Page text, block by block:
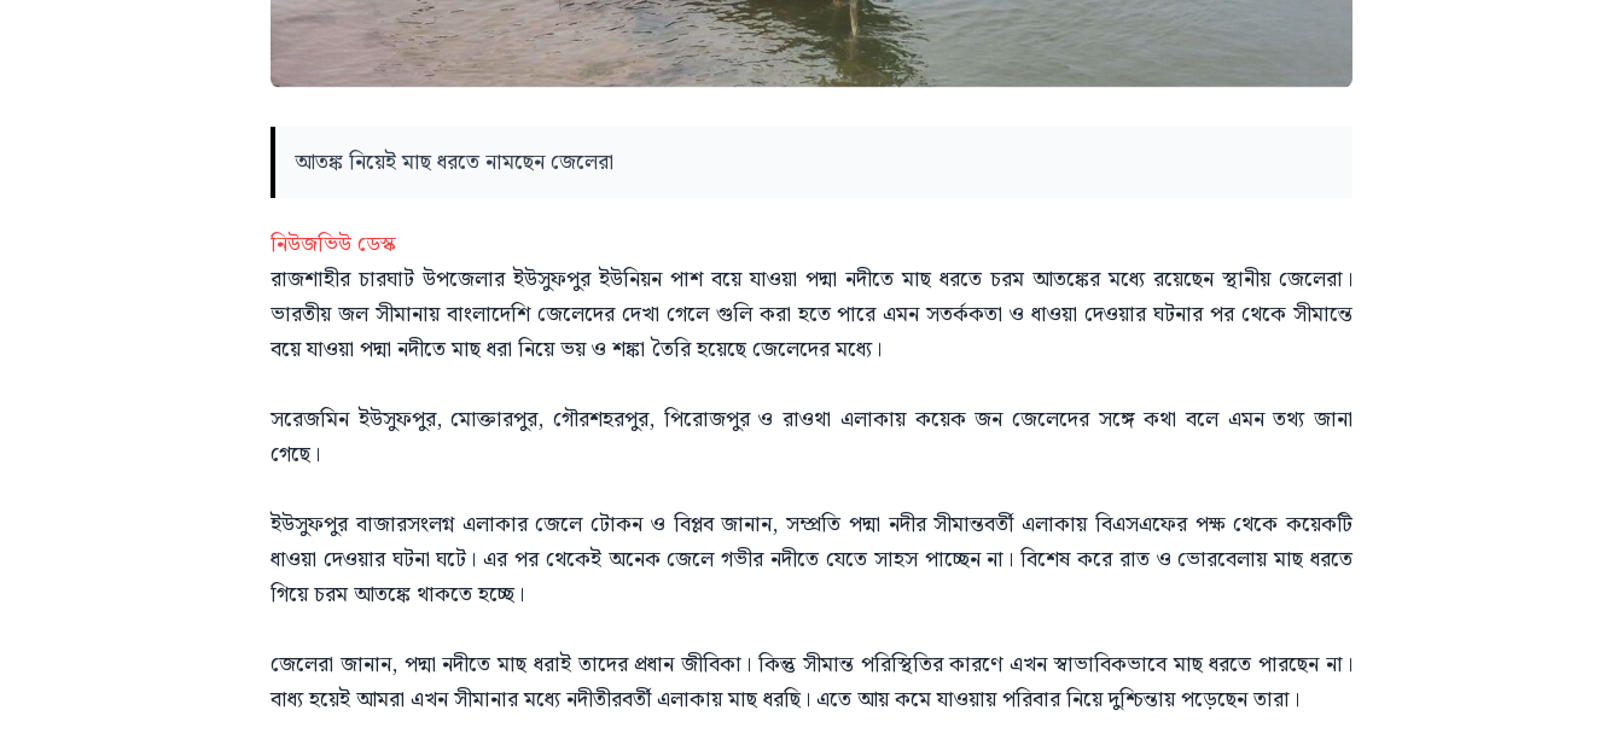
আতঙ্ক নিয়েই মাছ ধরতে নামছেন জেলেরা
নিউজভিউ ডেস্ক
রাজশাহীর চারঘাট উপজেলার ইউসুফপুর ইউনিয়ন পাশ বয়ে যাওয়া পদ্মা নদীতে মাছ ধরতে চরম আতঙ্কের মধ্যে রয়েছেন স্থানীয় জেলেরা।
ভারতীয় জল সীমানায় বাংলাদেশি জেলেদের দেখা গেলে গুলি করা হতে পারে এমন সতর্ককতা ও ধাওয়া দেওয়ার ঘটনার পর থেকে সীমান্তে
বয়ে যাওয়া পদ্মা নদীতে মাছ ধরা নিয়ে ভয় ও শঙ্কা তৈরি হয়েছে জেলেদের মধ্যে।
সরেজমিন ইউসুফপুর, মোক্তারপুর, গৌরশহরপুর, পিরোজপুর ও রাওথা এলাকায় কয়েক জন জেলেদের সঙ্গে কথা বলে এমন তথ্য জানা
গেছে।
ইউসুফপুর বাজারসংলগ্ন এলাকার জেলে টোকন ও বিপ্লব জানান, সম্প্রতি পদ্মা নদীর সীমান্তবর্তী এলাকায় বিএসএফের পক্ষ থেকে কয়েকটি
ধাওয়া দেওয়ার ঘটনা ঘটে। এর পর থেকেই অনেক জেলে গভীর নদীতে যেতে সাহস পাচ্ছেন না। বিশেষ করে রাত ও ভোরবেলায় মাছ ধরতে
গিয়ে চরম আতঙ্কে থাকতে হচ্ছে।
জেলেরা জানান, পদ্মা নদীতে মাছ ধরাই তাদের প্রধান জীবিকা। কিন্তু সীমান্ত পরিস্থিতির কারণে এখন স্বাভাবিকভাবে মাছ ধরতে পারছেন না।
বাধ্য হয়েই আমরা এখন সীমানার মধ্যে নদীতীরবর্তী এলাকায় মাছ ধরছি। এতে আয় কমে যাওয়ায় পরিবার নিয়ে দুশ্চিন্তায় পড়েছেন তারা।